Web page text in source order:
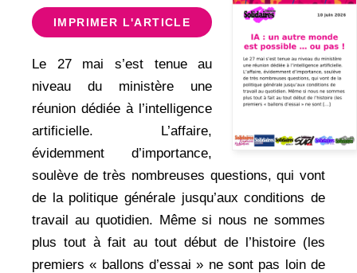
IMPRIMER L'ARTICLE
Le 27 mai s’est tenue au
niveau du ministère une
réunion dédiée à l’intelligence
artificielle. L’affaire,
évidemment d’importance,
soulève de très nombreuses questions, qui vont
de la politique générale jusqu’aux conditions de
travail au quotidien. Même si nous ne sommes
plus tout à fait au tout début de l’histoire (les
premiers « ballons d’essai » ne sont pas loin de